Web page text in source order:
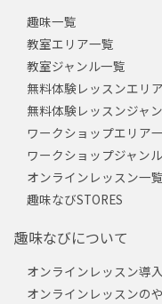
趣味一覧
教室エリア一覧
教室ジャンル一覧
無料体験レッスンエリ
無料体験レッスンジャ
ワークショップエリア
ワークショップジャン
オンラインレッスン一覧
趣味なびSTORES
趣味なびについて
オンラインレッスン導
オンラインレッスンの